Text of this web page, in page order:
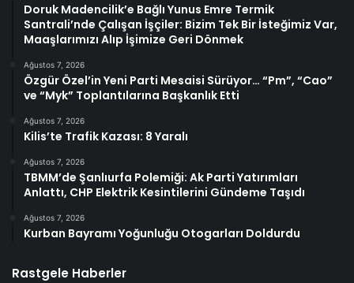
Doruk Madencilik’e Bağlı Yunus Emre Termik
Santrali’nde Çalışan İşçiler: Bizim Tek Bir İsteğimiz Var,
Maaşlarımızı Alıp İşimize Geri Dönmek
Ağustos 7, 2026
Özgür Özel’in Yeni Parti Mesaisi Sürüyor… “Pm”, “Cao”
ve “Myk” Toplantılarına Başkanlık Etti
Ağustos 7, 2026
Kilis’te Trafik Kazası: 8 Yaralı
Ağustos 7, 2026
TBMM’de Şanlıurfa Polemiği: Ak Parti Yatırımları
Anlattı, CHP Elektrik Kesintilerini Gündeme Taşıdı
Ağustos 7, 2026
Kurban Bayramı Yoğunluğu Otogarları Doldurdu
Rastgele Haberler